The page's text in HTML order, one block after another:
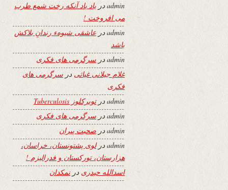
admin در یاد باد آنکه رخت شمع طرب
می افروخت !
adminدر عاشقی شیوهء رندانِ بلاکش
باشد
admin در سرگرمی های فکری
غلام جیلانی غیاثی در سرگرمی های
فکری
adminدرتوبرکلوز Tuberculosis
adminدر سرگرمی های فکری
admin در صحبت پیران
adminدرلوی پشتونستان، خراسان،
هزارستان، تورکستان و فدرالیزم !
اسدالله حیدری درنمکدان